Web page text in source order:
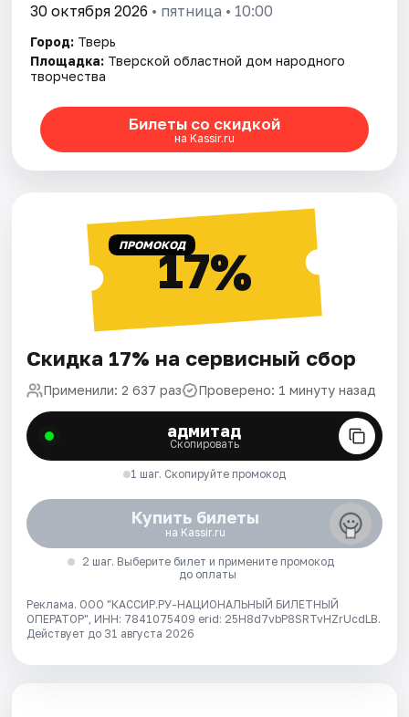
30 октября 2026 • пятница • 10:00
Город: Тверь
Площадка: Тверской областной дом народного
творчества
Билеты со скидкой
на Kassir.ru
ПРОМОКОД17%
Скидка 17% на сервисный сбор
Применили: 2 637 раз Проверено: 1 минуту назад
адмитад
Скопировать
1 шаг. Скопируйте промокод
Купить билеты
на Kassir.ru
2 шаг. Выберите билет и примените промокод
до оплаты
Реклама. ООО "КАССИР.РУ-НАЦИОНАЛЬНЫЙ БИЛЕТНЫЙ
ОПЕРАТОР", ИНН: 7841075409 erid: 25H8d7vbP8SRTvHZrUcdLB.
Действует до 31 августа 2026